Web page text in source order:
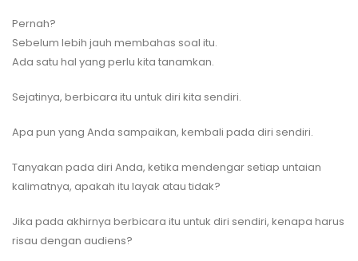
Pernah?
Sebelum lebih jauh membahas soal itu.
Ada satu hal yang perlu kita tanamkan.
Sejatinya, berbicara itu untuk diri kita sendiri.
Apa pun yang Anda sampaikan, kembali pada diri sendiri.
Tanyakan pada diri Anda, ketika mendengar setiap untaian
kalimatnya, apakah itu layak atau tidak?
Jika pada akhirnya berbicara itu untuk diri sendiri, kenapa harus
risau dengan audiens?